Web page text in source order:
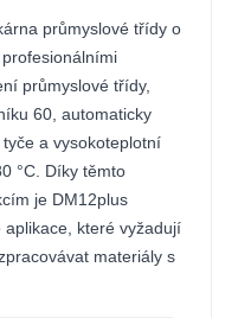
průmyslové třídy o
průmyslové třídy,
60, automaticky
a vysokoteplotní
°C. Díky těmto
je DM12plus
které vyžadují
materiály s